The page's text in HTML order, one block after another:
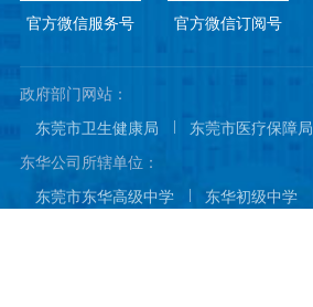
官方微信服务号 官方微信订阅号
政府部门网站：
东莞市卫生健康局
东莞市医疗保障局
东莞市医院协会
东华公司所辖单位：
东莞市东华高级中学
东华初级中学